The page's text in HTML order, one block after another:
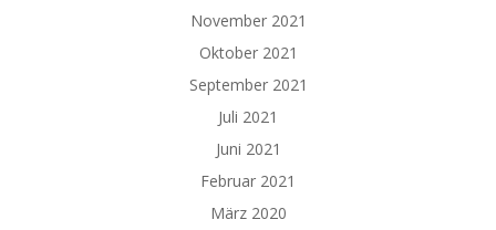
November 2021
Oktober 2021
September 2021
Juli 2021
Juni 2021
Februar 2021
März 2020